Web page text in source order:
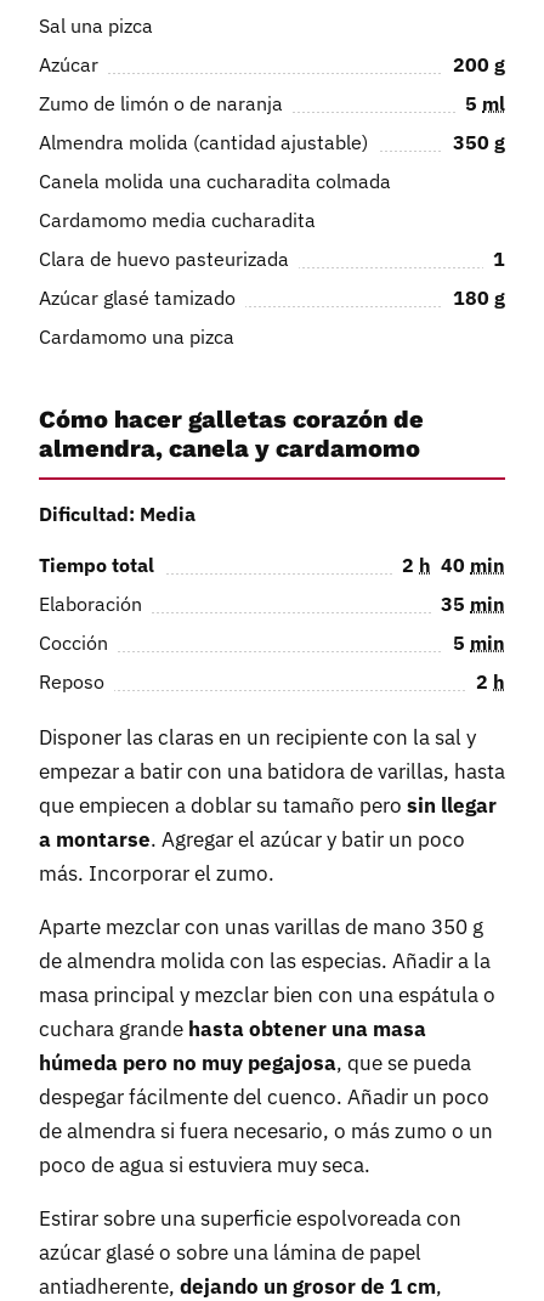
Sal una pizca
Azúcar
200 g
Zumo de limón o de naranja
5 ml
Almendra molida (cantidad ajustable)
350 g
Canela molida una cucharadita colmada
Cardamomo media cucharadita
Clara de huevo pasteurizada
1
Azúcar glasé tamizado
180 g
Cardamomo una pizca
Cómo hacer galletas corazón de
almendra, canela y cardamomo
Dificultad: Media
Tiempo total 2 h 40 min
Elaboración
35 min
Cocción
5 min
Reposo
2 h
Disponer las claras en un recipiente con la sal y
empezar a batir con una batidora de varillas, hasta
que empiecen a doblar su tamaño pero sin llegar
a montarse. Agregar el azúcar y batir un poco
más. Incorporar el zumo.
Aparte mezclar con unas varillas de mano 350 g
de almendra molida con las especias. Añadir a la
masa principal y mezclar bien con una espátula o
cuchara grande hasta obtener una masa
húmeda pero no muy pegajosa, que se pueda
despegar fácilmente del cuenco. Añadir un poco
de almendra si fuera necesario, o más zumo o un
poco de agua si estuviera muy seca.
Estirar sobre una superficie espolvoreada con
azúcar glasé o sobre una lámina de papel
antiadherente, dejando un grosor de 1 cm,